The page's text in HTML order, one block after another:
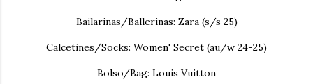
Bailarinas/Ballerinas: Zara (s/s 25)
Calcetines/Socks: Women' Secret (au/w 24-25)
Bolso/Bag: Louis Vuitton